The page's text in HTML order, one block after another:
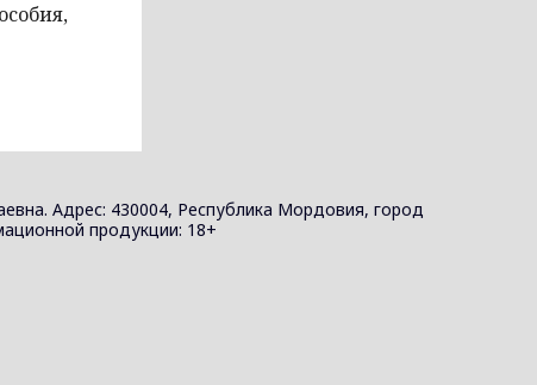
Адрес: 430004, Республика Мордовия, город
продукции: 18+